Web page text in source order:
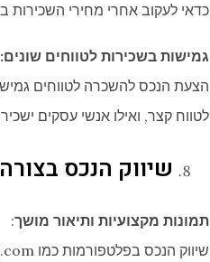
כדאי לעקוב אחרי מחירי השכירות
גמישות בשכירות לטווחים שונים:
הצעת הנכס להשכרה לטווחים
לטווח קצר, ואילו אנשי עסקים
שיווק הנכס
תמונות מקצועיות ותיאור מושך: